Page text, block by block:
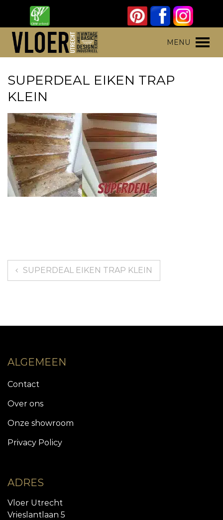
content
MENU
SUPERDEAL EIKEN TRAP
KLEIN
Bericht
navigatie
SUPERDEAL EIKEN TRAP KLEIN
ALGEMEEN
Contact
Over ons
Onze showroom
Privacy Policy
ADRES
Vloer Utrecht
Vrieslantlaan 5